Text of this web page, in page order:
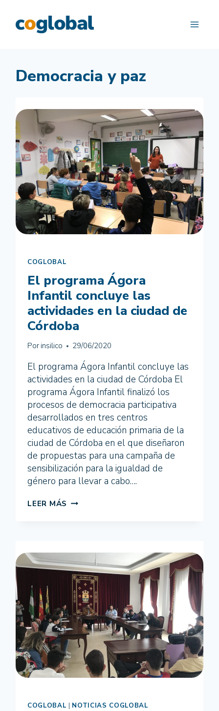
contenido
Democracia y paz
COGLOBAL
El programa Ágora
Infantil concluye las
actividades en la ciudad de
Córdoba
Por insilico 29/06/2020
El programa Ágora Infantil concluye las
actividades en la ciudad de Córdoba El
programa Ágora Infantil finalizó los
procesos de democracia participativa
desarrollados en tres centros
educativos de educación primaria de la
ciudad de Córdoba en el que diseñaron
de propuestas para una campaña de
sensibilización para la igualdad de
género para llevar a cabo….
LEER MÁS EL
LAS
ACTIVIDADES
EN
LA
CIUDAD
DE
CÓRDOBA
COGLOBAL NOTICIAS COGLOBAL